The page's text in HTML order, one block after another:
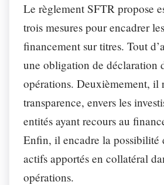
Le règlement SFTR propose
trois mesures pour encadrer
financement sur titres. Tout
une obligation de déclaration
opérations. Deuxièmement, il
transparence, envers les
entités ayant recours au
Enfin, il encadre la possibilité
actifs apportés en collatéral
opérations.